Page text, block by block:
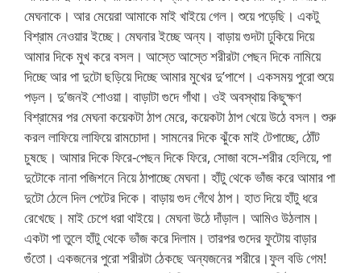
মেঘনাকে। আর মেয়েরা আমাকে মাই খাইয়ে গেল। শুয়ে পড়েছি। একটু
বিশ্রাম নেওয়ার ইচ্ছে। মেঘনার ইচ্ছে অন্য। বাড়ায় গুদটা ঢুকিয়ে দিয়ে
আমার দিকে মুখ করে বসল। আস্তে আস্তে শরীরটা পেছন দিকে নামিয়ে
দিচ্ছে আর পা দুটো ছড়িয়ে দিচ্ছে আমার মুখের দু’পাশে। একসময় পুরো শুয়ে
পড়ল। দু’জনই শোওয়া। বাড়াটা গুদে গাঁথা। ওই অবস্থায় কিছুক্ষণ
বিশ্রামের পর মেঘনা কয়েকটা ঠাপ মেরে, কয়েকটা ঠাপ খেয়ে উঠে বসল। শুরু
করল লাফিয়ে লাফিয়ে রামচোদা। সামনের দিকে ঝুঁকে মাই টেপাচ্ছে, ঠোঁট
চুষছে। আমার দিকে ফিরে-পেছন দিকে ফিরে, সোজা বসে-শরীর হেলিয়ে, পা
দুটোকে নানা পজিশনে নিয়ে ঠাপাচ্ছে মেঘনা। হাঁটু থেকে ভাঁজ করে আমার পা
দুটো ঠেলে দিল পেটের দিকে। বাড়ায় গুদ গেঁথে ঠাপ। হাত দিয়ে হাঁটু ধরে
রেখেছে। মাই চেপে ধরা থাইয়ে। মেঘনা উঠে দাঁড়াল। আমিও উঠলাম।
একটা পা তুলে হাঁটু থেকে ভাঁজ করে দিলাম। তারপর গুদের ফুটোয় বাড়ার
গুঁতো। একজনের পুরো শরীরটা ঠেকছে অন্যজনের শরীরে।ফুল বডি গেম!